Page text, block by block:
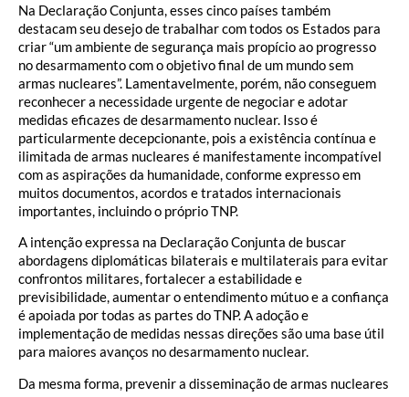
Na Declaração Conjunta, esses cinco países também
destacam seu desejo de trabalhar com todos os Estados para
criar “um ambiente de segurança mais propício ao progresso
no desarmamento com o objetivo final de um mundo sem
armas nucleares”. Lamentavelmente, porém, não conseguem
reconhecer a necessidade urgente de negociar e adotar
medidas eficazes de desarmamento nuclear. Isso é
particularmente decepcionante, pois a existência contínua e
ilimitada de armas nucleares é manifestamente incompatível
com as aspirações da humanidade, conforme expresso em
muitos documentos, acordos e tratados internacionais
importantes, incluindo o próprio TNP.
A intenção expressa na Declaração Conjunta de buscar
abordagens diplomáticas bilaterais e multilaterais para evitar
confrontos militares, fortalecer a estabilidade e
previsibilidade, aumentar o entendimento mútuo e a confiança
é apoiada por todas as partes do TNP. A adoção e
implementação de medidas nessas direções são uma base útil
para maiores avanços no desarmamento nuclear.
Da mesma forma, prevenir a disseminação de armas nucleares